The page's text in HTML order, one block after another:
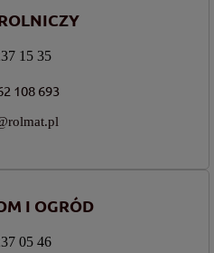
15 35
108 693
I OGRÓD
05 46